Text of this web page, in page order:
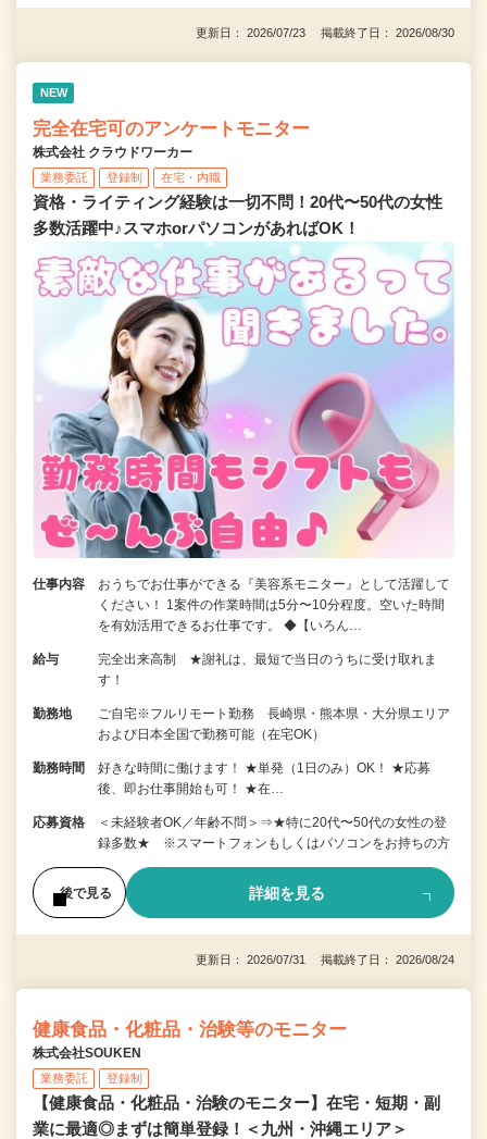
更新日： 2026/07/23 掲載終了日： 2026/08/30
NEW
完全在宅可のアンケートモニター
株式会社 クラウドワーカー
業務委託 登録制 在宅・内職
資格・ライティング経験は一切不問！20代〜50代の女性
多数活躍中♪スマホorパソコンがあればOK！
仕事内容
おうちでお仕事ができる『美容系モニター』として活躍して
ください！ 1案件の作業時間は5分〜10分程度。空いた時間
を有効活用できるお仕事です。 ◆【いろん…
給与
完全出来高制 ★謝礼は、最短で当日のうちに受け取れま
す！
勤務地
ご自宅※フルリモート勤務 長崎県・熊本県・大分県エリア
および日本全国で勤務可能（在宅OK）
勤務時間
好きな時間に働けます！ ★単発（1日のみ）OK！ ★応募
後、即お仕事開始も可！ ★在…
応募資格
＜未経験者OK／年齢不問＞⇒★特に20代〜50代の女性の登
録多数★ ※スマートフォンもしくはパソコンをお持ちの方
後で見る 詳細を見る
更新日： 2026/07/31 掲載終了日： 2026/08/24
健康食品・化粧品・治験等のモニター
株式会社SOUKEN
業務委託 登録制
【健康食品・化粧品・治験のモニター】在宅・短期・副
業に最適◎まずは簡単登録！＜九州・沖縄エリア＞